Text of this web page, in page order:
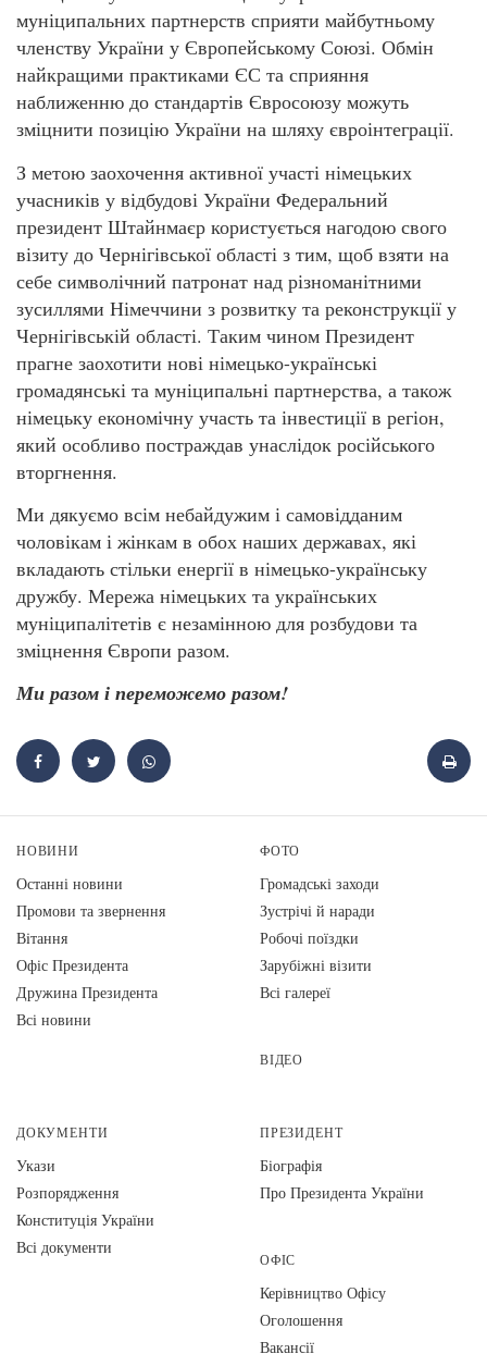
муніципальних партнерств сприяти майбутньому
членству України у Європейському Союзі. Обмін
найкращими практиками ЄС та сприяння
наближенню до стандартів Євросоюзу можуть
зміцнити позицію України на шляху євроінтеграції.
З метою заохочення активної участі німецьких
учасників у відбудові України Федеральний
президент Штайнмаєр користується нагодою свого
візиту до Чернігівської області з тим, щоб взяти на
себе символічний патронат над різноманітними
зусиллями Німеччини з розвитку та реконструкції у
Чернігівській області. Таким чином Президент
прагне заохотити нові німецько-українські
громадянські та муніципальні партнерства, а також
німецьку економічну участь та інвестиції в регіон,
який особливо постраждав унаслідок російського
вторгнення.
Ми дякуємо всім небайдужим і самовідданим
чоловікам і жінкам в обох наших державах, які
вкладають стільки енергії в німецько-українську
дружбу. Мережа німецьких та українських
муніципалітетів є незамінною для розбудови та
зміцнення Європи разом.
Ми разом і переможемо разом!
НОВИНИ
Останні новини
Промови та звернення
Вiтання
Офіс Президента
Дружина Президента
Всі новини
ФОТО
Громадські заходи
Зустрічі й наради
Робочі поїздки
Зарубіжні візити
Всі галереї
ВІДЕО
ДОКУМЕНТИ
Укази
Розпорядження
Конституція України
Всі документи
ПРЕЗИДЕНТ
Біографія
Про Президента України
ОФІС
Керівництво Офісу
Оголошення
Вакансії